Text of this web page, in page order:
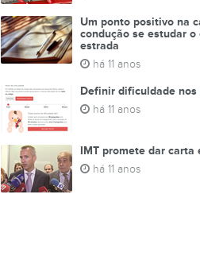
Um ponto positivo na
condução se estudar o
estrada
há 11 anos
Definir dificuldade
há 11 anos
IMT promete dar carta
há 11 anos